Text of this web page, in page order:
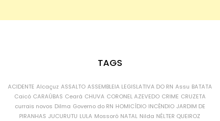
TAGS
ACIDENTE Alcaçuz ASSALTO ASSEMBLEIA LEGISLATIVA DO RN Assu BATATA
Caicó CARAÚBAS Ceará CHUVA CORONEL AZEVEDO CRIME CRUZETA
currais novos Dilma Governo do RN HOMICÍDIO INCÊNDIO JARDIM DE
PIRANHAS JUCURUTU LULA Mossoró NATAL Nilda NÉLTER QUEIROZ